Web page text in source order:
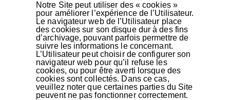
Notre Site peut utiliser des « cookies »
pour améliorer l’expérience de l’Utilisateur.
Le navigateur web de l’Utilisateur place
des cookies sur son disque dur à des fins
d’archivage, pouvant parfois permettre de
suivre les informations le concernant.
L’Utilisateur peut choisir de configurer son
navigateur web pour qu’il refuse les
cookies, ou pour être averti lorsque des
cookies sont collectés. Dans ce cas,
veuillez noter que certaines parties du Site
peuvent ne pas fonctionner correctement.